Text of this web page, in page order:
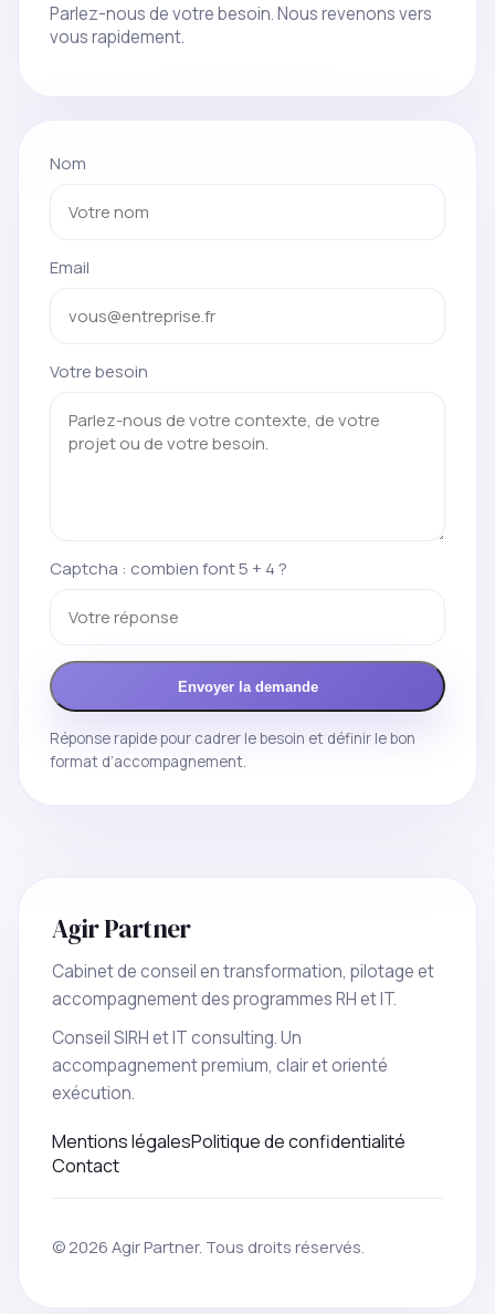
Parlez-nous de votre besoin. Nous revenons vers
vous rapidement.
Nom
Email
Votre besoin
Captcha : combien font 5 + 4 ?
Envoyer la demande
Réponse rapide pour cadrer le besoin et définir le bon
format d’accompagnement.
Agir Partner
Cabinet de conseil en transformation, pilotage et
accompagnement des programmes RH et IT.
Conseil SIRH et IT consulting. Un
accompagnement premium, clair et orienté
exécution.
Mentions légalesPolitique de confidentialité
Contact
© 2026 Agir Partner. Tous droits réservés.